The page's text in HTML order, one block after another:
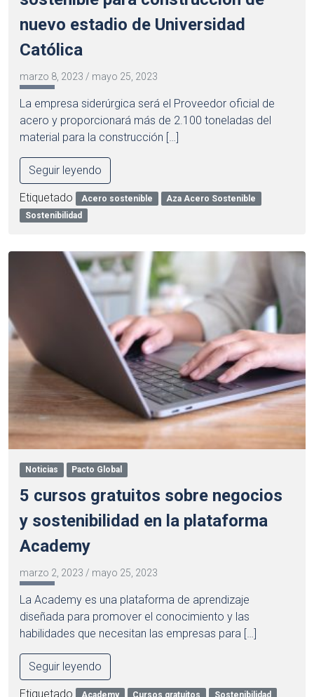
nuevo estadio de Universidad
Católica
marzo 8, 2023 / mayo 25, 2023
La empresa siderúrgica será el Proveedor oficial de
acero y proporcionará más de 2.100 toneladas del
material para la construcción […]
Seguir leyendo
Etiquetado Acero sostenible
Aza Acero Sostenible
Sostenibilidad
Noticias Pacto Global
5 cursos gratuitos sobre negocios
y sostenibilidad en la plataforma
Academy
marzo 2, 2023 / mayo 25, 2023
La Academy es una plataforma de aprendizaje
diseñada para promover el conocimiento y las
habilidades que necesitan las empresas para […]
Seguir leyendo
Etiquetado